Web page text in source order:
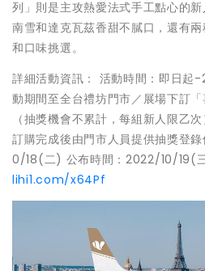
列」則是主攻熱愛法式手工點心的
南雪和達克瓦茲香甜不膩口，還有
和口味挑選。
詳細活動資訊： 活動時間：即日
動期間至全台禮坊門市／展場下訂
（抽獎機會不累計，每組新人限乙
訂購完成後由門市人員提供抽獎登
0/18(二) 公布時間：2022/10/19(
lihi1.com/x64Pf